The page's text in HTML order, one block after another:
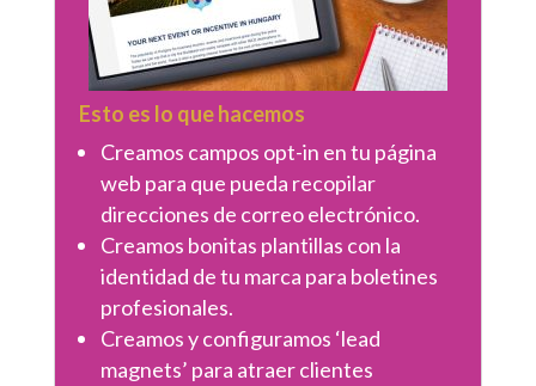
Esto es lo que hacemos
Creamos campos opt-in en tu página
web para que pueda recopilar
direcciones de correo electrónico.
Creamos bonitas plantillas con la
identidad de tu marca para boletines
profesionales.
Creamos y configuramos ‘lead
magnets’ para atraer clientes